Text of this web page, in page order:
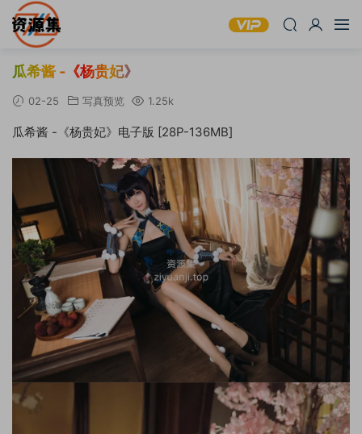
瓜希酱 -《杨贵妃》
02-25 写真预览 1.25k
瓜希酱 -《杨贵妃》电子版 [28P-136MB]